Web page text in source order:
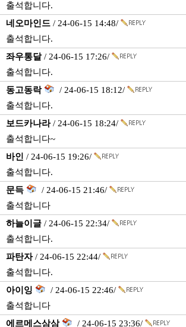
출석합니다.
네오마인드 / 24-06-15 14:48/
출석합니다.
좌우통달/ 24-06-15 17:26/
출석합니다.
동고동락
/ 24-06-15 18:12/
출석합니다.
보드카나라/ 24-06-15 18:24/
출석합니다~
바인 / 24-06-15 19:26/
출석합니다.
문득
/ 24-06-15 21:46/
출석합니다
하늘이글 / 24-06-15 22:34/
출석합니다.
파탄자/ 24-06-15 22:44/
출석합니다.
아이잉
/ 24-06-15 22:46/
출석합니다
에르메스삼삼
/ 24-06-15 23:36/